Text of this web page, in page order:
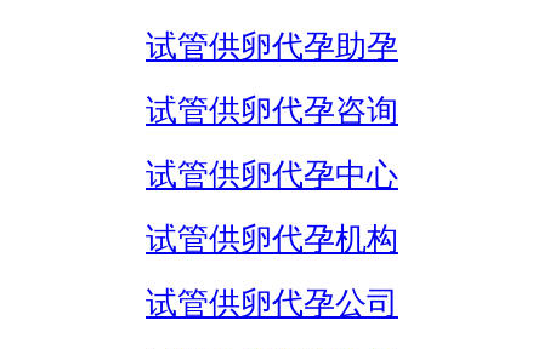
试管供卵代孕助孕
试管供卵代孕咨询
试管供卵代孕中心
试管供卵代孕机构
试管供卵代孕公司